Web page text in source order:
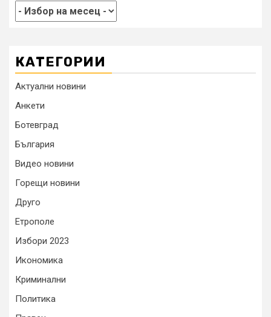
КАТЕГОРИИ
Актуални новини
Анкети
Ботевград
България
Видео новини
Горещи новини
Друго
Етрополе
Избори 2023
Икономика
Криминални
Политика